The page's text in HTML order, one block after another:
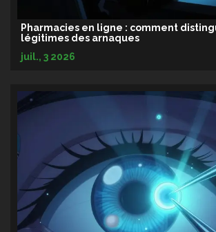
Pharmacies en ligne : comment
légitimes des arnaques
juil., 3 2026